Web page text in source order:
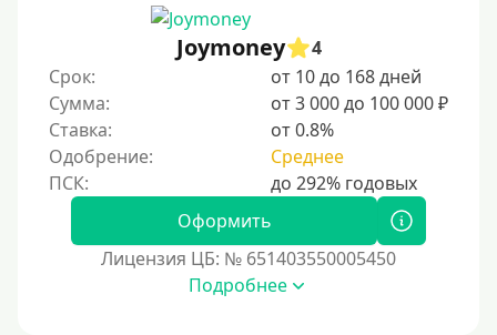
С пролонгацией (продлением)
Под высокий процент
Без комиссии
В рассрочку
С ежемесячным платежом
Бесплатно
Под низкий процент
Joymoney
4
Срок:
от 10 до 168 дней
Сумма:
от 3 000 до 100 000 ₽
Ставка:
от 0.8%
Одобрение:
Среднее
Оформить
Лицензия ЦБ: № 651403550005450
Подробнее